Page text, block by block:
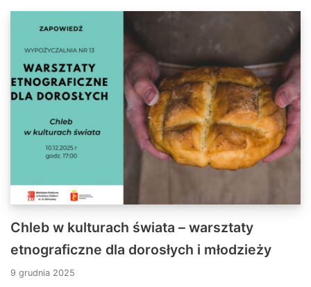
Chleb w kulturach świata – warsztaty
etnograficzne dla dorosłych i młodzieży
9 grudnia 2025